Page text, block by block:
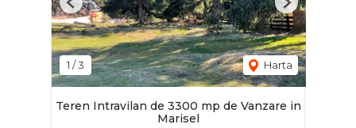
1 /3 Harta
Previous Next
Teren Intravilan de 3300 mp de Vanzare in
Marisel